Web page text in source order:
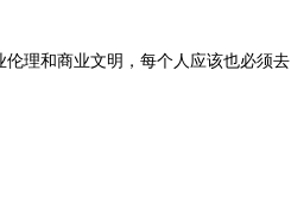
理和商业文明，每个人应该也必须去